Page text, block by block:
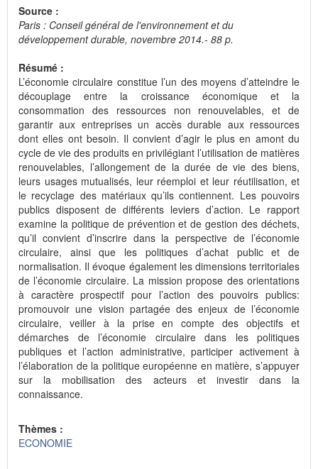
Source :
Paris : Conseil général de l'environnement et du
développement durable, novembre 2014.- 88 p.
Résumé :
L’économie circulaire constitue l’un des moyens d’atteindre le
découplage entre la croissance économique et la
consommation des ressources non renouvelables, et de
garantir aux entreprises un accès durable aux ressources
dont elles ont besoin. Il convient d’agir le plus en amont du
cycle de vie des produits en privilégiant l’utilisation de matières
renouvelables, l’allongement de la durée de vie des biens,
leurs usages mutualisés, leur réemploi et leur réutilisation, et
le recyclage des matériaux qu’ils contiennent. Les pouvoirs
publics disposent de différents leviers d’action. Le rapport
examine la politique de prévention et de gestion des déchets,
qu’il convient d’inscrire dans la perspective de l’économie
circulaire, ainsi que les politiques d’achat public et de
normalisation. Il évoque également les dimensions territoriales
de l’économie circulaire. La mission propose des orientations
à caractère prospectif pour l’action des pouvoirs publics:
promouvoir une vision partagée des enjeux de l’économie
circulaire, veiller à la prise en compte des objectifs et
démarches de l’économie circulaire dans les politiques
publiques et l’action administrative, participer activement à
l’élaboration de la politique européenne en matière, s’appuyer
sur la mobilisation des acteurs et investir dans la
connaissance.
Thèmes :
ECONOMIE